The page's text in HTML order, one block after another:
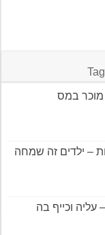
במס